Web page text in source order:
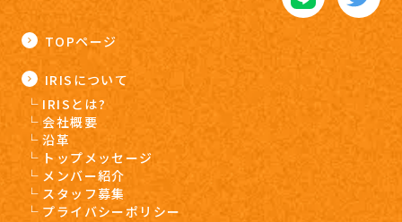
TOPページ
IRISについて
IRISとは?
会社概要
沿革
トップメッセージ
メンバー紹介
スタッフ募集
プライバシーポリシー